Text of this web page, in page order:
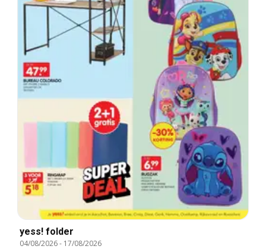
yess! folder
04/08/2026- 17/08/2026